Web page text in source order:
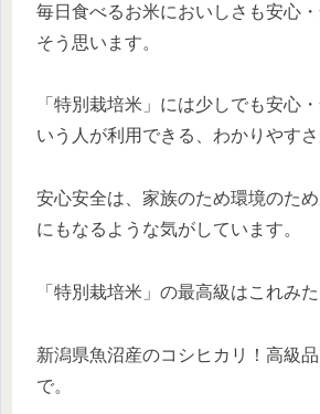
毎日食べるお米においしさも安心・
そう思います。
「特別栽培米」には少しでも安心
いう人が利用できる、わかりやすさ
安心安全は、家族のため環境のた
にもなるような気がしています。
「特別栽培米」の最高級はこれみた
新潟県魚沼産のコシヒカリ！高級
で。